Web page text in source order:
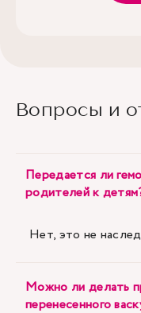
Вопросы и
Передается ли
родителей к
Нет, это не
Можно ли делать
перенесенного